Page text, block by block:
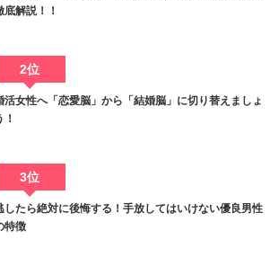
底解説！！
2位
活女性へ「恋愛脳」から「結婚脳」に切り替えましょ
！
3位
したら絶対に後悔する！手放してはいけない優良男性
特徴